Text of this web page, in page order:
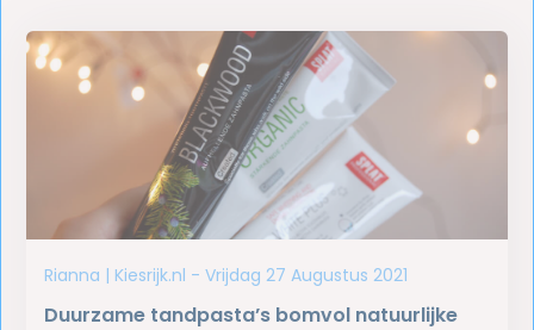
Rianna | Kiesrijk.nl - Vrijdag 27 Augustus 2021
Duurzame tandpasta’s bomvol natuurlijke